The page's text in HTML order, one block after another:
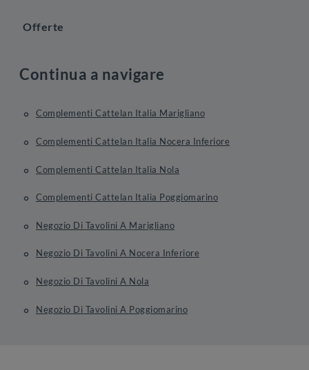
Offerte
Continua a navigare
Complementi Cattelan Italia Marigliano
Complementi Cattelan Italia Nocera Inferiore
Complementi Cattelan Italia Nola
Complementi Cattelan Italia Poggiomarino
Negozio Di Tavolini A Marigliano
Negozio Di Tavolini A Nocera Inferiore
Negozio Di Tavolini A Nola
Negozio Di Tavolini A Poggiomarino